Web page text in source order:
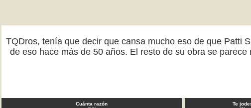
TQDros, tenía que decir que cansa mucho eso de que Patti
de eso hace más de 50 años. El resto de su obra se
Cuánta razón
Te